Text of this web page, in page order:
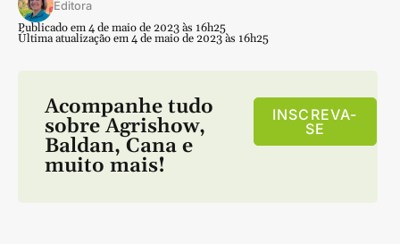
Editora
Publicado em 4 de maio de 2023 às 16h25
Última atualização em 4 de maio de 2023 às 16h25
Acompanhe tudo
sobre Agrishow,
Baldan,Cana e
muito mais!
INSCREVA-
SE